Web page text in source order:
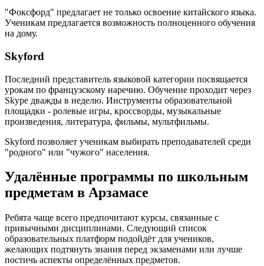
"Фоксфорд" предлагает не только освоение китайского языка.
Ученикам предлагается возможность полноценного обучения
на дому.
Skyford
Последний представитель языковой категории посвящается
урокам по французскому наречию. Обучение проходит через
Skype дважды в неделю. Инструменты образовательной
площадки - ролевые игры, кроссворды, музыкальные
произведения, литература, фильмы, мультфильмы.
Skyford позволяет ученикам выбирать преподавателей среди
"родного" или "чужого" населения.
Удалённые программы по школьным
предметам в Арзамасе
Ребята чаще всего предпочитают курсы, связанные с
привычными дисциплинами. Следующий список
образовательных платформ подойдёт для учеников,
желающих подтянуть знания перед экзаменами или лучше
постичь аспекты определённых предметов.